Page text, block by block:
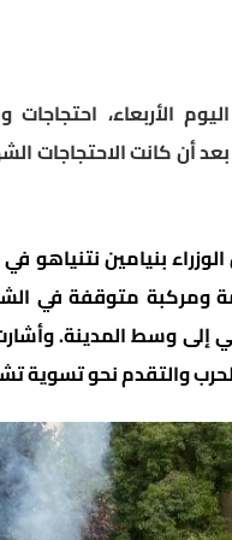
الأربعاء، احتجاجات
أن كانت
بنيامين نتنياهو
ومركبة متوقفة في
وسط المدينة.
والتقدم نحو تسوية